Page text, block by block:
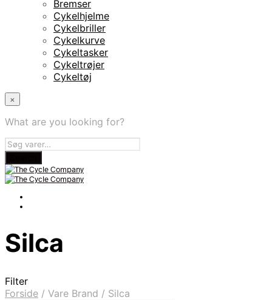
Bremser
Cykelhjelme
Cykelbriller
Cykelkurve
Cykeltasker
Cykeltrøjer
Cykeltøj
×
What are you looking for?
Silca
Filter
Forside / Vare Brand / Silca